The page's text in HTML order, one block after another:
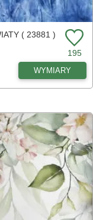
( 23881 )
195
WYMIARY